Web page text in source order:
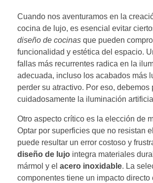
Cuando nos aventuramos en la
cocina de lujo, es esencial evitar
diseño de cocinas que pueden
funcionalidad y estética del espacio.
fallas más recurrentes radica en la
adecuada, incluso los acabados más
perder su atractivo. Por eso, debemos
cuidadosamente la iluminación
Otro aspecto crítico es la elección de
Optar por superficies que no resistan
puede resultar un error costoso y
diseño de lujo integra materiales
mármol y el acero inoxidable. La
componentes tiene un impacto directo